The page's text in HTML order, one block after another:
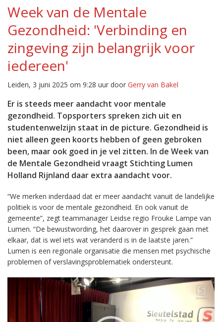
Week van de Mentale
Gezondheid: 'Verbinding en
zingeving zijn belangrijk voor
iedereen'
Leiden, 3 juni 2025 om 9:28 uur door Gerry van Bakel
Er is steeds meer aandacht voor mentale
gezondheid. Topsporters spreken zich uit en
studentenwelzijn staat in de picture. Gezondheid is
niet alleen geen koorts hebben of geen gebroken
been, maar ook goed in je vel zitten. In de Week van
de Mentale Gezondheid vraagt Stichting Lumen
Holland Rijnland daar extra aandacht voor.
“We merken inderdaad dat er meer aandacht vanuit de landelijke
politiek is voor de mentale gezondheid. En ook vanuit de
gemeente”, zegt teammanager Leidse regio Frouke Lampe van
Lumen. “De bewustwording, het daarover in gesprek gaan met
elkaar, dat is wel iets wat veranderd is in de laatste jaren.”
Lumen is een regionale organisatie die mensen met psychische
problemen of verslavingsproblematiek ondersteunt.
Videospeler